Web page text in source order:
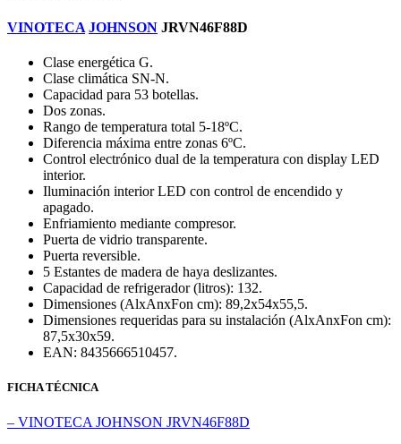
VINOTECA JOHNSON JRVN46F88D
Clase energética G.
Clase climática SN-N.
Capacidad para 53 botellas.
Dos zonas.
Rango de temperatura total 5-18ºC.
Diferencia máxima entre zonas 6ºC.
Control electrónico dual de la temperatura con display LED
interior.
Iluminación interior LED con control de encendido y
apagado.
Enfriamiento mediante compresor.
Puerta de vidrio transparente.
Puerta reversible.
5 Estantes de madera de haya deslizantes.
Capacidad de refrigerador (litros): 132.
Dimensiones (AlxAnxFon cm): 89,2x54x55,5.
Dimensiones requeridas para su instalación (AlxAnxFon cm):
87,5x30x59.
EAN: 8435666510457.
FICHA TÉCNICA
– VINOTECA JOHNSON JRVN46F88D